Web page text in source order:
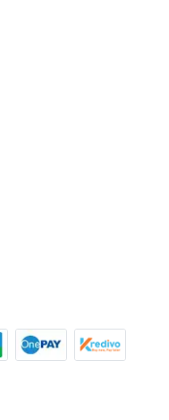
Philips
sáng cho người sử
sáng mạnh mẽ, giúp
và công trình sử
có tuổi thọ lên
bảo trì, thay thế bóng
hiệu suất cao, đèn
sáng mạnh mẽ và đều
không đều, giúp
led highbay 200w
sử dụng ở các khu vực
độ ẩm cao, bụi bẩn